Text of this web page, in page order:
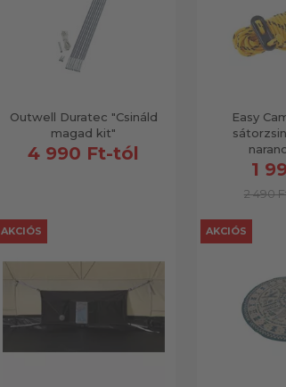
Outwell Duratec "Csináld
magad kit"
4 990 Ft-tól
Easy
1
2 490
AKCIÓS AKCIÓS